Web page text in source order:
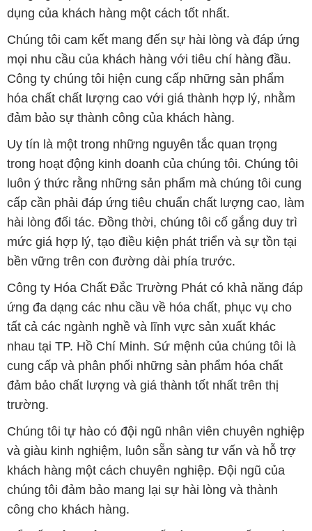
dụng của khách hàng một cách tốt nhất.
Chúng tôi cam kết mang đến sự hài lòng và đáp ứng
mọi nhu cầu của khách hàng với tiêu chí hàng đầu.
Công ty chúng tôi hiện cung cấp những sản phẩm
hóa chất chất lượng cao với giá thành hợp lý, nhằm
đảm bảo sự thành công của khách hàng.
Uy tín là một trong những nguyên tắc quan trọng
trong hoạt động kinh doanh của chúng tôi. Chúng tôi
luôn ý thức rằng những sản phẩm mà chúng tôi cung
cấp cần phải đáp ứng tiêu chuẩn chất lượng cao, làm
hài lòng đối tác. Đồng thời, chúng tôi cố gắng duy trì
mức giá hợp lý, tạo điều kiện phát triển và sự tồn tại
bền vững trên con đường dài phía trước.
Công ty Hóa Chất Đắc Trường Phát có khả năng đáp
ứng đa dạng các nhu cầu về hóa chất, phục vụ cho
tất cả các ngành nghề và lĩnh vực sản xuất khác
nhau tại TP. Hồ Chí Minh. Sứ mệnh của chúng tôi là
cung cấp và phân phối những sản phẩm hóa chất
đảm bảo chất lượng và giá thành tốt nhất trên thị
trường.
Chúng tôi tự hào có đội ngũ nhân viên chuyên nghiệp
và giàu kinh nghiệm, luôn sẵn sàng tư vấn và hỗ trợ
khách hàng một cách chuyên nghiệp. Đội ngũ của
chúng tôi đảm bảo mang lại sự hài lòng và thành
công cho khách hàng.